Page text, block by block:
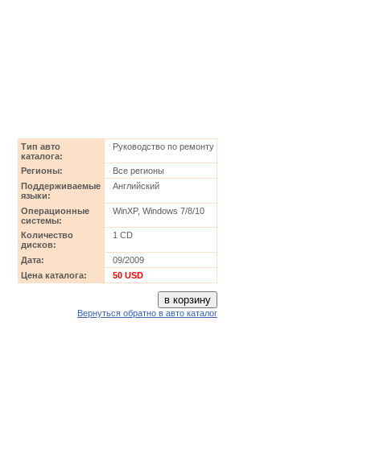
Тип авто
каталога:
Руководство по ремонту
Регионы:
Все регионы
Поддерживаемые
языки:
Английский
Операционные
системы:
WinXP, Windows 7/8/10
Количество
дисков:
1 CD
Дата:
09/2009
Цена каталога:
50 USD
Вернуться обратно в авто каталог